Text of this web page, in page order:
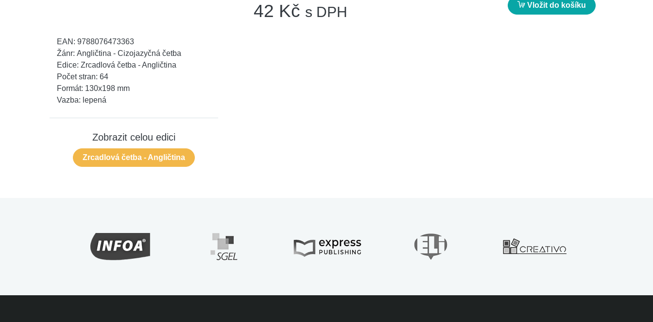
42 Kč s DPH Vložit do košíku
EAN: 9788076473363
Žánr: Angličtina - Cizojazyčná četba
Edice: Zrcadlová četba - Angličtina
Počet stran: 64
Formát: 130x198 mm
Vazba: lepená
Zobrazit celou edici
Zrcadlová četba - Angličtina